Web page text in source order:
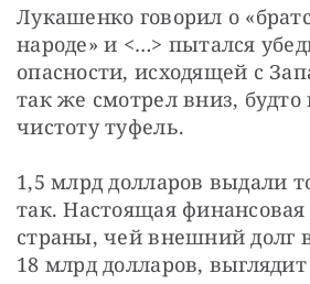
Лукашенко говорил о
народе» и <…> пытался
опасности, исходящей с
так же смотрел вниз, будто
чистоту туфель.
1,5 млрд долларов выдали
так. Настоящая
страны, чей внешний долг
18 млрд долларов,